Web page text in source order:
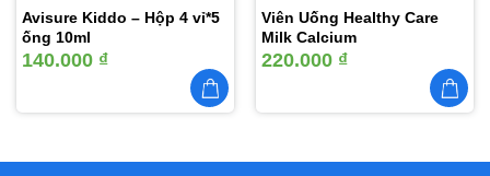
Avisure Kiddo – Hộp 4 vỉ*5
ống 10ml
140.000 ₫
Viên Uống Healthy Care
Milk Calcium
220.000 ₫